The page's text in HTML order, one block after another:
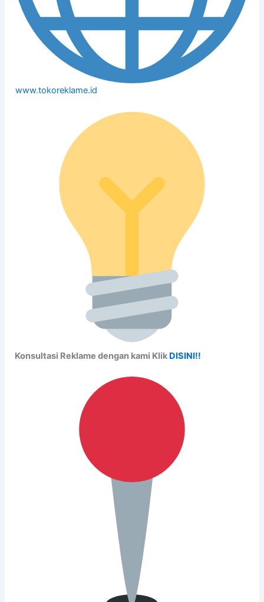
www.tokoreklame.id
Konsultasi Reklame dengan kami Klik DISINI!!